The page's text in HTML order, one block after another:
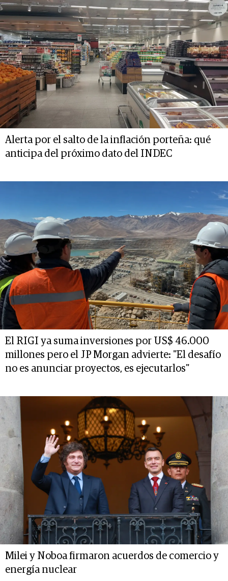
Alerta por el salto de la inflación porteña: qué
anticipa del próximo dato del INDEC
El RIGI ya suma inversiones por US$ 46.000
millones pero el JP Morgan advierte: "El desafío
no es anunciar proyectos, es ejecutarlos"
Milei y Noboa firmaron acuerdos de comercio y
energía nuclear